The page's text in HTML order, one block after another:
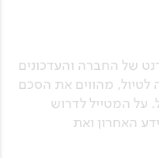
של החברה והעדכונים
לטיול, מהווים את הסכם
על המטייל לדרוש
האחרון ואת